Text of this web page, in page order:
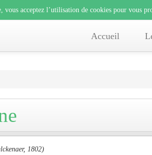
vous acceptez l’utilisation de cookies pour
Accueil
acceptez l’utilisation de cookies pour vous
de cookies pour vous proposer
1802)